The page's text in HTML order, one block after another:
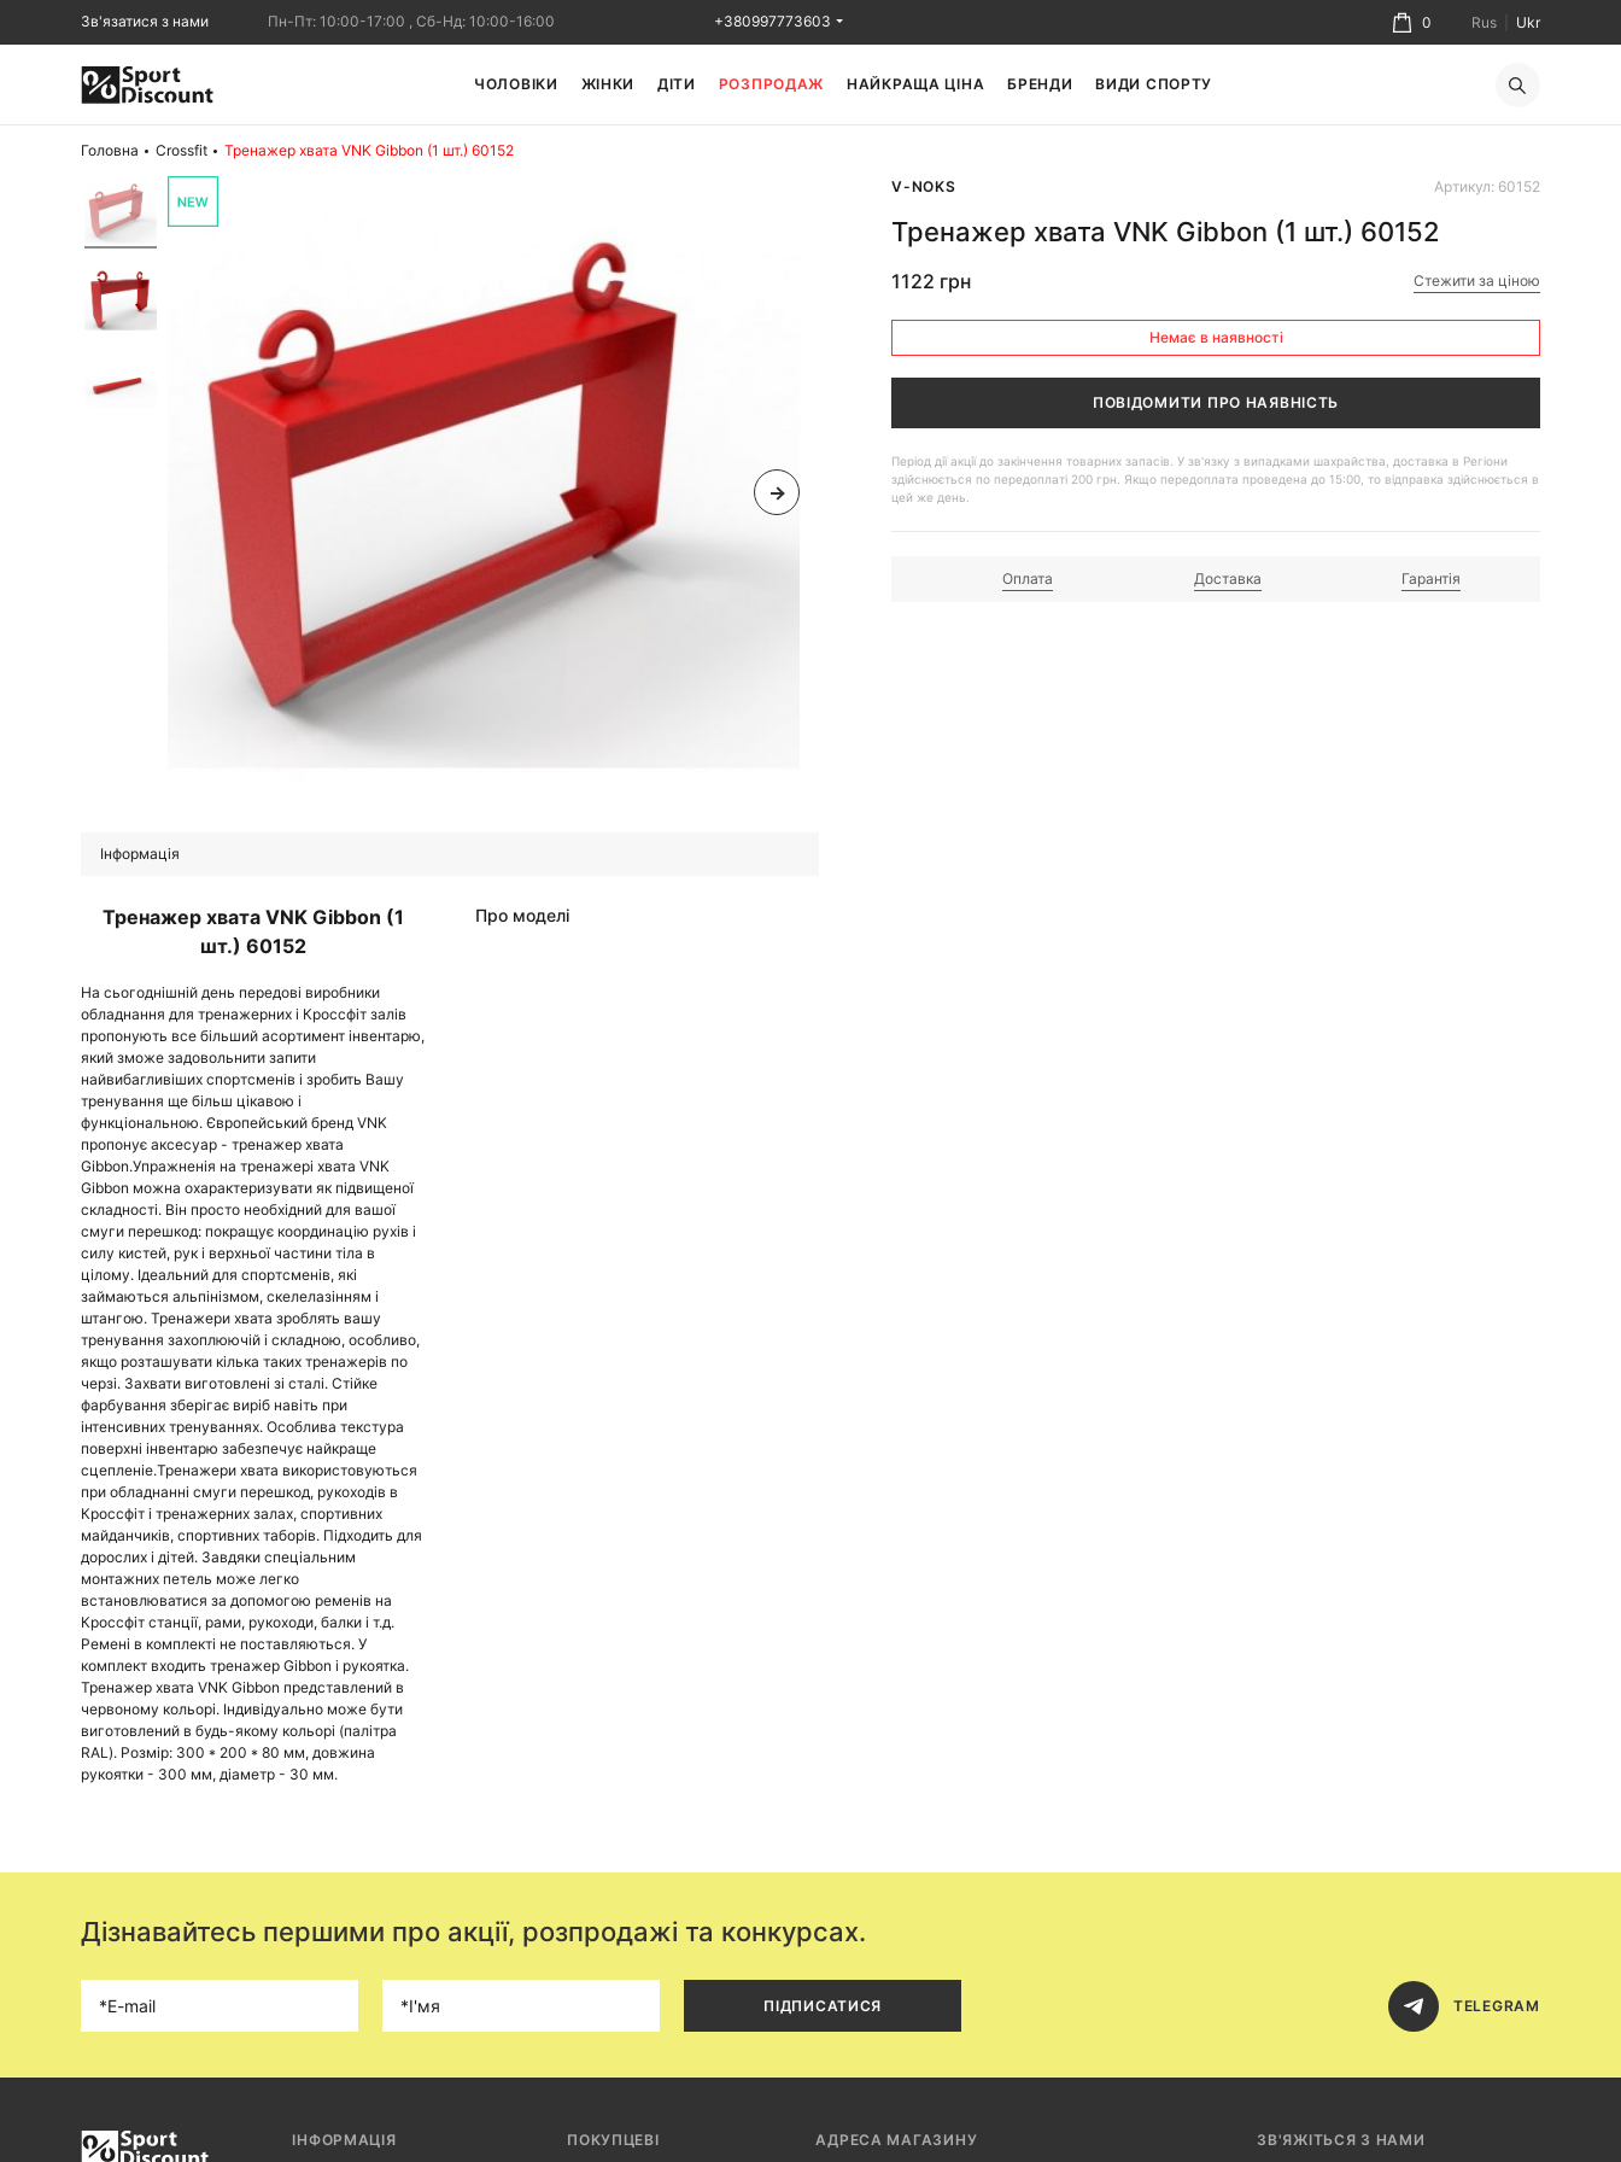
ЧОЛОВІКИ ЖІНКИ ДІТИ РОЗПРОДАЖ НАЙКРАЩА ЦІНА БРЕНДИ ВИДИ СПОРТУ
+380997773603
Зв'язатися з нами Пн-Пт: 10:00-17:00 , Сб-Нд: 10:00-16:00 0 Rus Ukr
Головна Crossfit
Тренажер хвата VNK Gibbon (1 шт.) 60152
V-NOKS
Артикул: 60152
Тренажер хвата VNK Gibbon (1 шт.) 60152
1122 грн Стежити за ціною
Немає в наявності
ПОВІДОМИТИ ПРО НАЯВНІСТЬ
Період дії акції до закінчення товарних запасів. У зв'язку з випадками шахрайства, доставка в Регіони
здійснюється по передоплаті 200 грн. Якщо передоплата проведена до 15:00, то відправка здійснюється в
цей же день.
Оплата Доставка Гарантія
Інформація
Тренажер хвата VNK Gibbon (1
шт.) 60152
На сьогоднішній день передові виробники
обладнання для тренажерних і Кроссфіт залів
пропонують все більший асортимент інвентарю,
який зможе задовольнити запити
найвибагливіших спортсменів і зробить Вашу
тренування ще більш цікавою і
функціональною. Європейський бренд VNK
пропонує аксесуар - тренажер хвата
Gibbon.Упражненія на тренажері хвата VNK
Gibbon можна охарактеризувати як підвищеної
складності. Він просто необхідний для вашої
смуги перешкод: покращує координацію рухів і
силу кистей, рук і верхньої частини тіла в
цілому. Ідеальний для спортсменів, які
займаються альпінізмом, скелелазінням і
штангою. Тренажери хвата зроблять вашу
тренування захоплюючій і складною, особливо,
якщо розташувати кілька таких тренажерів по
черзі. Захвати виготовлені зі сталі. Стійке
фарбування зберігає виріб навіть при
інтенсивних тренуваннях. Особлива текстура
поверхні інвентарю забезпечує найкраще
сцепленіе.Тренажери хвата використовуються
при обладнанні смуги перешкод, рукоходів в
Кроссфіт і тренажерних залах, спортивних
майданчиків, спортивних таборів. Підходить для
дорослих і дітей. Завдяки спеціальним
монтажних петель може легко
встановлюватися за допомогою ременів на
Кроссфіт станції, рами, рукоходи, балки і т.д.
Ремені в комплекті не поставляються. У
комплект входить тренажер Gibbon і рукоятка.
Тренажер хвата VNK Gibbon представлений в
червоному кольорі. Індивідуально може бути
виготовлений в будь-якому кольорі (палітра
RAL). Розмір: 300 * 200 * 80 мм, довжина
рукоятки - 300 мм, діаметр - 30 мм.
Про моделі
Дізнавайтесь першими про акції, розпродажі та конкурсах.
ПІДПИСАТИСЯ TELEGRAM
ІНФОРМАЦІЯ ПОКУПЦЕВІ АДРЕСА МАГАЗИНУ ЗВ'ЯЖІТЬСЯ З НАМИ